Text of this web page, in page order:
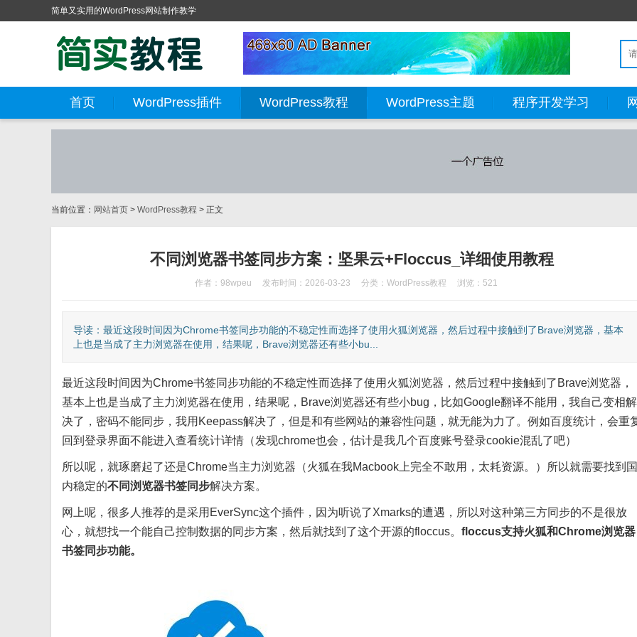
简单又实用的WordPress网站制作教学
首页 WordPress插件 WordPress教程 WordPress主题 程序开发学习
当前位置： 网站首页 > WordPress教程 > 正文
不同浏览器书签同步方案：坚果云+Floccus_详细使用教程
作者：98wpeu 发布时间：2026-03-23 分类：WordPress教程 浏览：521
导读：最近这段时间因为Chrome书签同步功能的不稳定性而选择了使用火狐浏览器，然后过程中接触到了Brave浏览器，基本
上也是当成了主力浏览器在使用，结果呢，Brave浏览器还有些小bu...
最近这段时间因为Chrome书签同步功能的不稳定性而选择了使用火狐浏览器，然后过程中接触到了Brave浏览器，
基本上也是当成了主力浏览器在使用，结果呢，Brave浏览器还有些小bug，比如Google翻译不能用，我自己变相解
决了，密码不能同步，我用Keepass解决了，但是和有些网站的兼容性问题，就无能为力了。例如百度统计，会重
回到登录界面不能进入查看统计详情（发现chrome也会，估计是我几个百度账号登录cookie混乱了吧）
所以呢，就琢磨起了还是Chrome当主力浏览器（火狐在我Macbook上完全不敢用，太耗资源。）所以就需要找到国
内稳定的不同浏览器书签同步解决方案。
网上呢，很多人推荐的是采用EverSync这个插件，因为听说了Xmarks的遭遇，所以对这种第三方同步的不是很放
心，就想找一个能自己控制数据的同步方案，然后就找到了这个开源的floccus。 floccus支持火狐和Chrome浏览器
书签同步功能。